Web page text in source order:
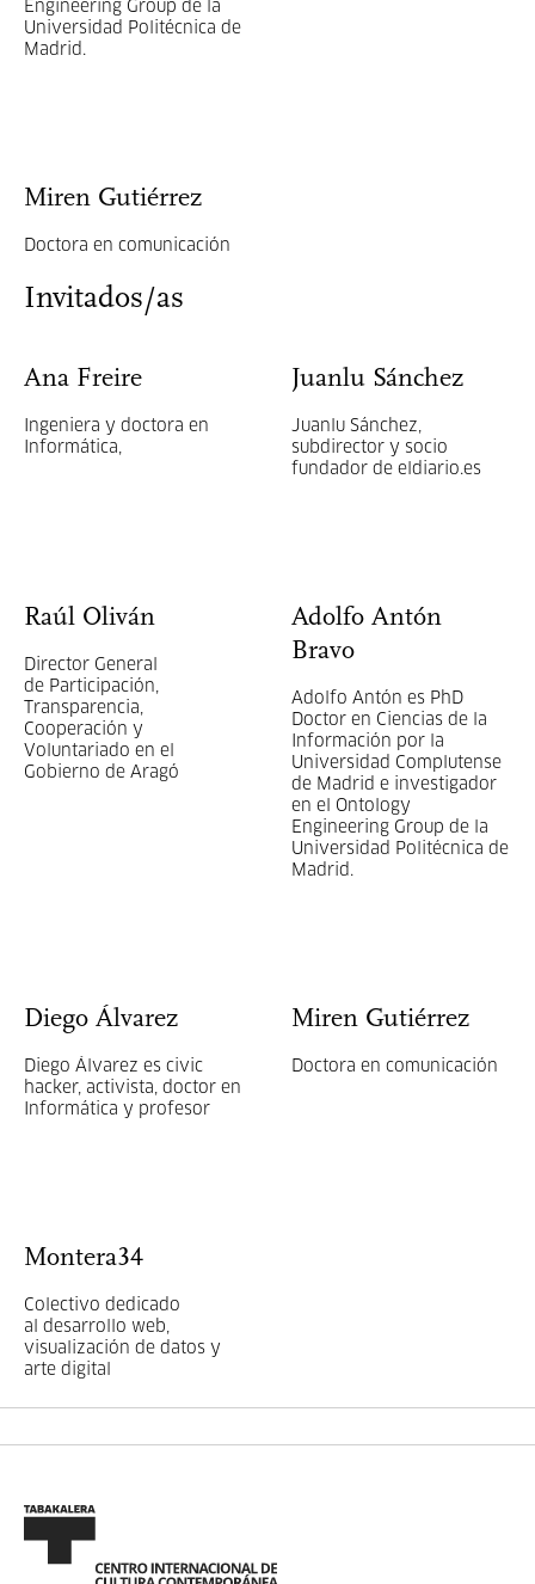
Engineering Group de la
Universidad Politécnica de
Madrid.
Miren Gutiérrez
Doctora en comunicación
Invitados/as
Ana Freire
Ingeniera y doctora en
Informática,
Juanlu Sánchez
Juanlu Sánchez,
subdirector y socio
fundador de eldiario.es
Raúl Oliván
Director General
de Participación,
Transparencia,
Cooperación y
Voluntariado en el
Gobierno de Aragó
Adolfo Antón
Bravo
Adolfo Antón es PhD
Doctor en Ciencias de la
Información por la
Universidad Complutense
de Madrid e investigador
en el Ontology
Engineering Group de la
Universidad Politécnica de
Madrid.
Diego Álvarez
Diego Álvarez es civic
hacker, activista, doctor en
Informática y profesor
Miren Gutiérrez
Doctora en comunicación
Montera34
Colectivo dedicado
al desarrollo web,
visualización de datos y
arte digital